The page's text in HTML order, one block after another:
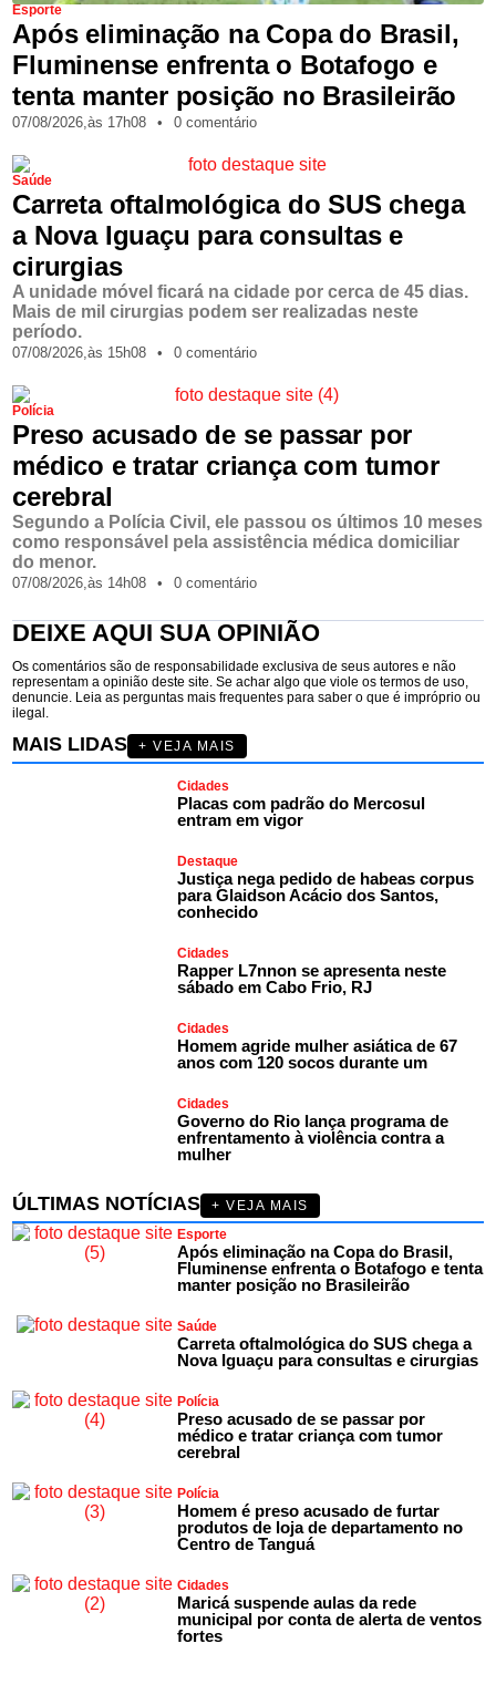
Esporte
Após eliminação na Copa do Brasil,
Fluminense enfrenta o Botafogo e
tenta manter posição no Brasileirão
07/08/2026,às 17h08 • 0 comentário
Saúde
Carreta oftalmológica do SUS chega
a Nova Iguaçu para consultas e
cirurgias
A unidade móvel ficará na cidade por cerca de 45 dias.
Mais de mil cirurgias podem ser realizadas neste
período.
07/08/2026,às 15h08 • 0 comentário
Polícia
Preso acusado de se passar por
médico e tratar criança com tumor
cerebral
Segundo a Polícia Civil, ele passou os últimos 10 meses
como responsável pela assistência médica domiciliar
do menor.
07/08/2026,às 14h08 • 0 comentário
DEIXE AQUI SUA OPINIÃO
Os comentários são de responsabilidade exclusiva de seus autores e não
representam a opinião deste site. Se achar algo que viole os termos de uso,
denuncie. Leia as perguntas mais frequentes para saber o que é impróprio ou
ilegal.
MAIS LIDAS + VEJA MAIS
Cidades
Placas com padrão do Mercosul
entram em vigor
Destaque
Justiça nega pedido de habeas corpus
para Glaidson Acácio dos Santos,
conhecido
Cidades
Rapper L7nnon se apresenta neste
sábado em Cabo Frio, RJ
Cidades
Homem agride mulher asiática de 67
anos com 120 socos durante um
Cidades
Governo do Rio lança programa de
enfrentamento à violência contra a
mulher
ÚLTIMAS NOTÍCIAS
+ VEJA MAIS
Esporte
Após eliminação na Copa do Brasil,
Fluminense enfrenta o Botafogo e tenta
manter posição no Brasileirão
Saúde
Carreta oftalmológica do SUS chega a
Nova Iguaçu para consultas e cirurgias
Polícia
Preso acusado de se passar por
médico e tratar criança com tumor
cerebral
Polícia
Homem é preso acusado de furtar
produtos de loja de departamento no
Centro de Tanguá
Cidades
Maricá suspende aulas da rede
municipal por conta de alerta de ventos
fortes